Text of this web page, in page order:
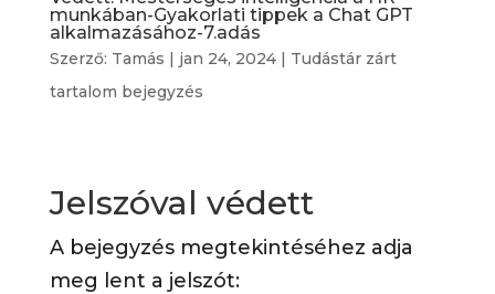
munkában-Gyakorlati tippek a Chat GPT
alkalmazásához-7.adás
Szerző: Tamás | jan 24, 2024| Tudástár zárt
tartalom bejegyzés
Jelszóval védett
A bejegyzés megtekintéséhez adja
meg lent a jelszót: